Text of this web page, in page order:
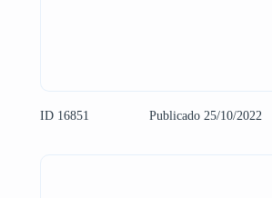
ID 16851 Publicado 25/10/2022